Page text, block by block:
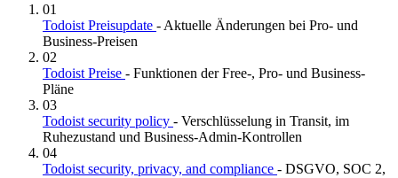
01
Todoist Preisupdate - Aktuelle Änderungen bei Pro- und
Business-Preisen
02
Todoist Preise - Funktionen der Free-, Pro- und Business-
Pläne
03
Todoist security policy - Verschlüsselung in Transit, im
Ruhezustand und Business-Admin-Kontrollen
04
Todoist security, privacy, and compliance - DSGVO, SOC 2,